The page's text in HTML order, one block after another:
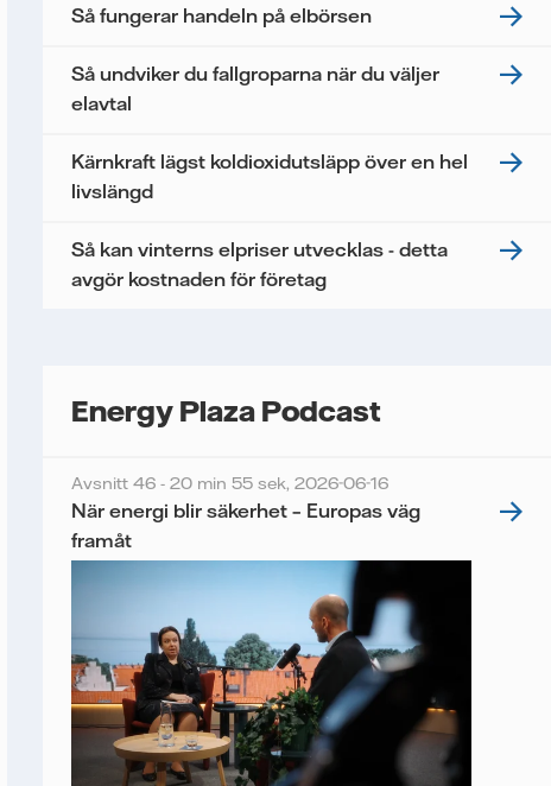
Jag samtycker till att Vattenfall behandlar mina
nyhetsbrevet.*
Så fungerar handeln på elbörsen
Så undviker du fallgroparna när du väljer
elavtal
Kärnkraft lägst koldioxidutsläpp över en hel
livslängd
Så kan vinterns elpriser utvecklas - detta
avgör kostnaden för företag
Energy Plaza Podcast
Avsnitt 46 - 20 min 55 sek, 2026-06-16
När energi blir säkerhet – Europas väg
framåt